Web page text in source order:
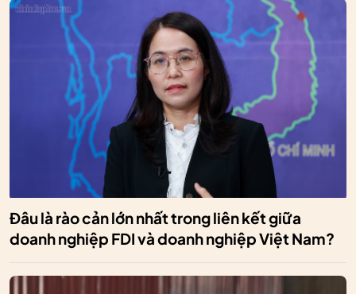
Đâu là rào cản lớn nhất trong liên kết giữa
doanh nghiệp FDI và doanh nghiệp Việt Nam?